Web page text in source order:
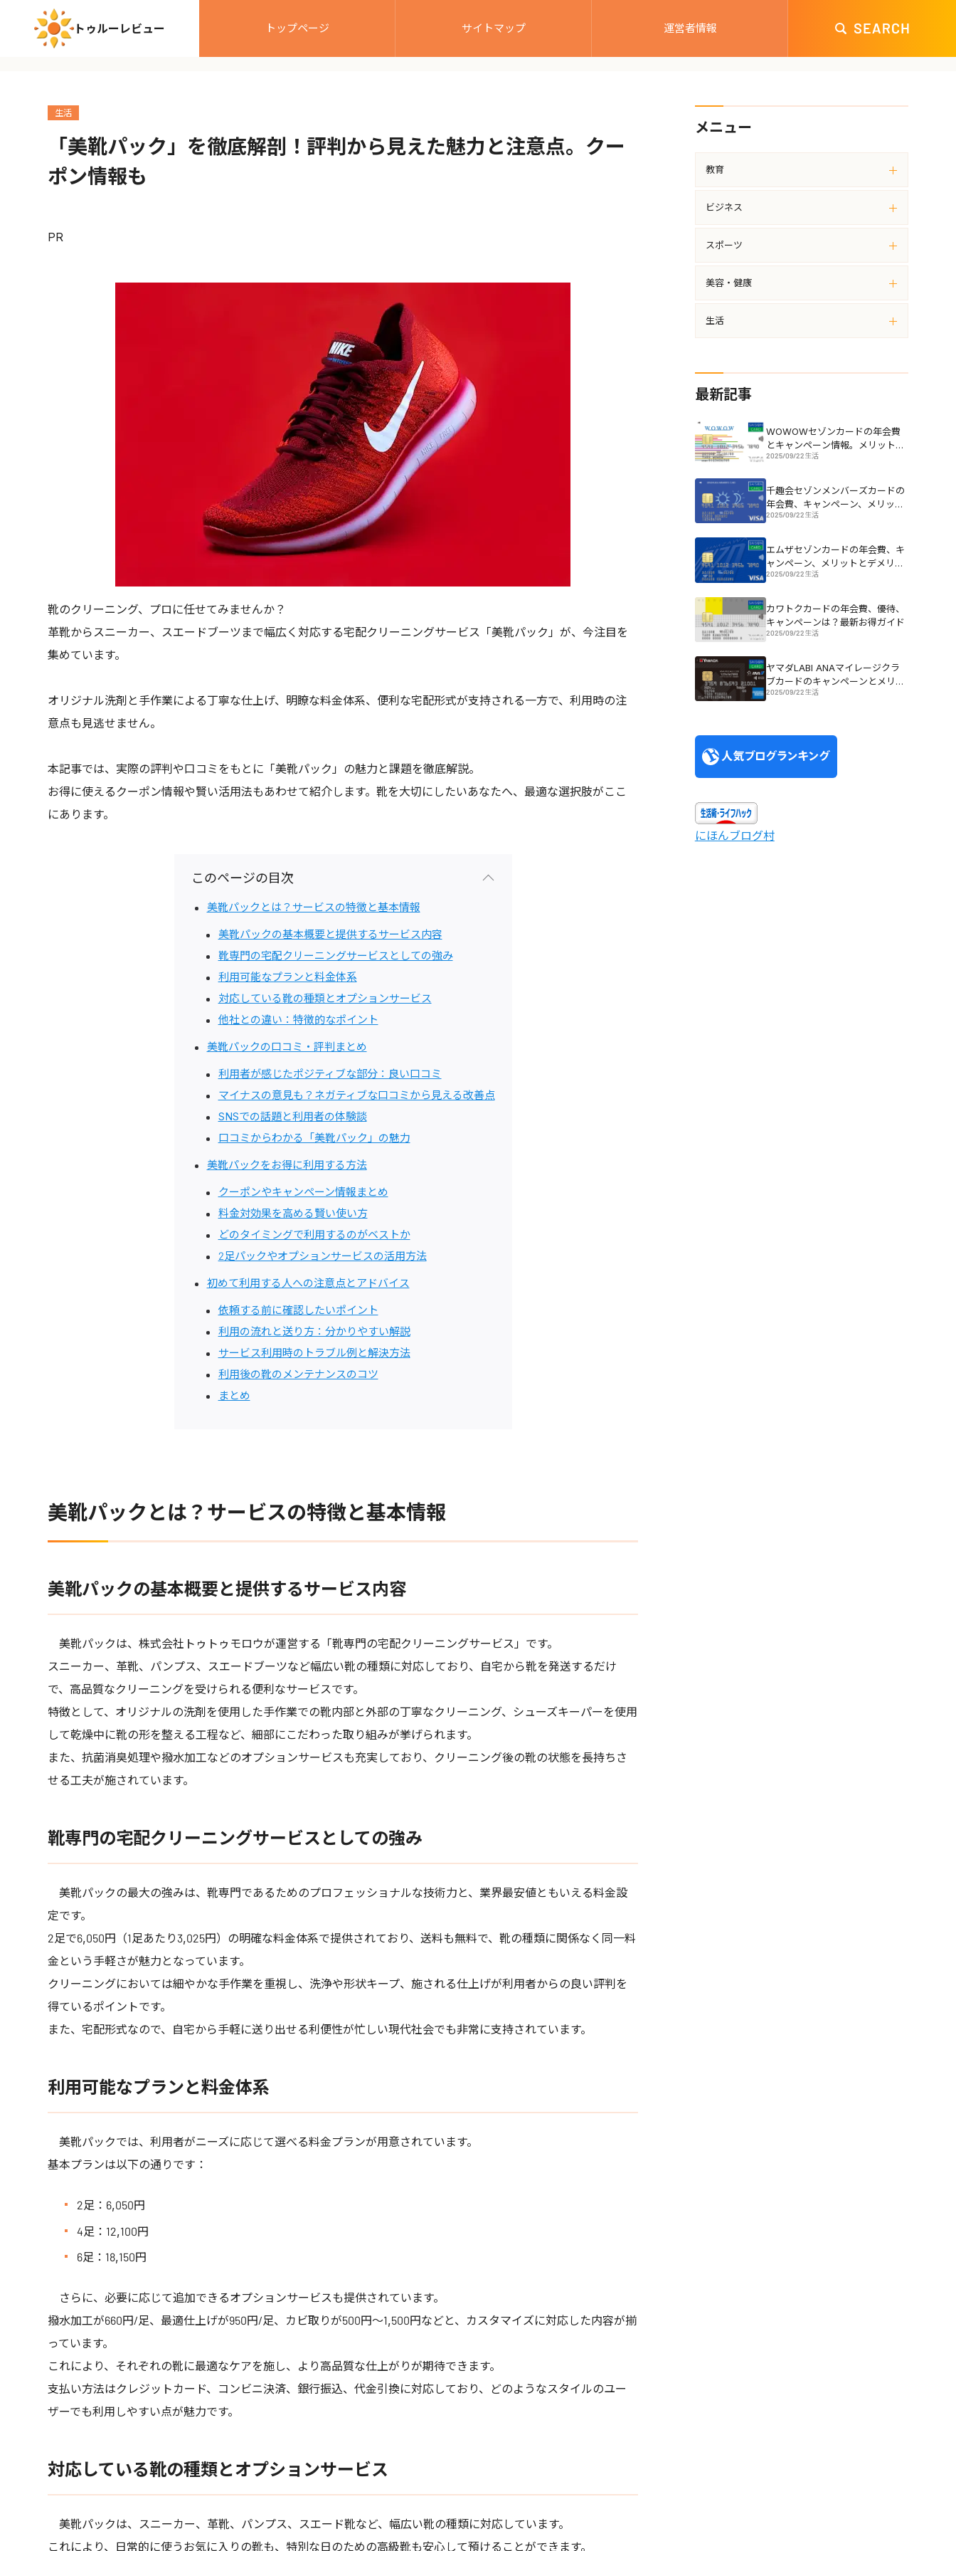
トゥルーレビュー トップページ サイトマップ 運営者情報
「美靴パック」を徹底解剖！評判から見えた魅力と注意点。クー
ポン情報も
生活
PR
靴のクリーニング、プロに任せてみませんか？
革靴からスニーカー、スエードブーツまで幅広く対応する宅配クリーニングサービス「美靴パック」が、今注目を
集めています。
オリジナル洗剤と手作業による丁寧な仕上げ、明瞭な料金体系、便利な宅配形式が支持される一方で、利用時の注
意点も見逃せません。
本記事では、実際の評判や口コミをもとに「美靴パック」の魅力と課題を徹底解説。
お得に使えるクーポン情報や賢い活用法もあわせて紹介します。靴を大切にしたいあなたへ、最適な選択肢がここ
にあります。
このページの目次
美靴パックとは？サービスの特徴と基本情報
美靴パックの基本概要と提供するサービス内容
靴専門の宅配クリーニングサービスとしての強み
利用可能なプランと料金体系
対応している靴の種類とオプションサービス
他社との違い：特徴的なポイント
美靴パックの口コミ・評判まとめ
利用者が感じたポジティブな部分：良い口コミ
マイナスの意見も？ネガティブな口コミから見える改善点
SNSでの話題と利用者の体験談
口コミからわかる「美靴パック」の魅力
美靴パックをお得に利用する方法
クーポンやキャンペーン情報まとめ
料金対効果を高める賢い使い方
どのタイミングで利用するのがベストか
2足パックやオプションサービスの活用方法
初めて利用する人への注意点とアドバイス
依頼する前に確認したいポイント
利用の流れと送り方：分かりやすい解説
サービス利用時のトラブル例と解決方法
利用後の靴のメンテナンスのコツ
まとめ
美靴パックとは？サービスの特徴と基本情報
美靴パックの基本概要と提供するサービス内容
美靴パックは、株式会社トゥトゥモロウが運営する「靴専門の宅配クリーニングサービス」です。
スニーカー、革靴、パンプス、スエードブーツなど幅広い靴の種類に対応しており、自宅から靴を発送するだけ
で、高品質なクリーニングを受けられる便利なサービスです。
特徴として、オリジナルの洗剤を使用した手作業での靴内部と外部の丁寧なクリーニング、シューズキーパーを使用
して乾燥中に靴の形を整える工程など、細部にこだわった取り組みが挙げられます。
また、抗菌消臭処理や撥水加工などのオプションサービスも充実しており、クリーニング後の靴の状態を長持ちさ
せる工夫が施されています。
靴専門の宅配クリーニングサービスとしての強み
美靴パックの最大の強みは、靴専門であるためのプロフェッショナルな技術力と、業界最安値ともいえる料金設
定です。
2足で6,050円（1足あたり3,025円）の明確な料金体系で提供されており、送料も無料で、靴の種類に関係なく同一料
金という手軽さが魅力となっています。
クリーニングにおいては細やかな手作業を重視し、洗浄や形状キープ、施される仕上げが利用者からの良い評判を
得ているポイントです。
また、宅配形式なので、自宅から手軽に送り出せる利便性が忙しい現代社会でも非常に支持されています。
利用可能なプランと料金体系
美靴パックでは、利用者がニーズに応じて選べる料金プランが用意されています。
基本プランは以下の通りです：
2足：6,050円
4足：12,100円
6足：18,150円
さらに、必要に応じて追加できるオプションサービスも提供されています。
撥水加工が660円/足、最適仕上げが950円/足、カビ取りが500円～1,500円などと、カスタマイズに対応した内容が揃
っています。
これにより、それぞれの靴に最適なケアを施し、より高品質な仕上がりが期待できます。
支払い方法はクレジットカード、コンビニ決済、銀行振込、代金引換に対応しており、どのようなスタイルのユー
ザーでも利用しやすい点が魅力です。
対応している靴の種類とオプションサービス
美靴パックは、スニーカー、革靴、パンプス、スエード靴など、幅広い靴の種類に対応しています。
これにより、日常的に使うお気に入りの靴も、特別な日のための高級靴も安心して預けることができます。
メニュー
教育
ビジネス
スポーツ
美容・健康
生活
最新記事
WOWOWセゾンカードの年会費
とキャンペーン情報。メリットと
デメリットも
2025/09/22生活
千趣会セゾンメンバーズカードの
年会費、キャンペーン、メリット
とデメリット
2025/09/22生活
エムザセゾンカードの年会費、キ
ャンペーン、メリットとデメリッ
トは？
2025/09/22生活
カワトクカードの年会費、優待、
キャンペーンは？最新お得ガイド
2025/09/22生活
ヤマダLABI ANAマイレージクラ
ブカードのキャンペーンとメリッ
ト
2025/09/22生活
にほんブログ村